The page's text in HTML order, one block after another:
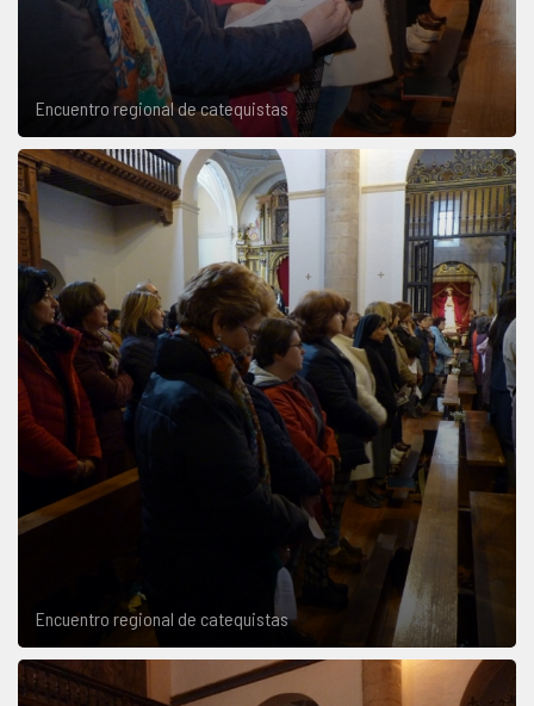
Encuentro regional de catequistas
Encuentro regional de catequistas